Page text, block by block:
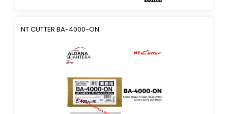
NT CUTTER BA-4000-ON